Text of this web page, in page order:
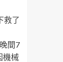
救了
間7
機械